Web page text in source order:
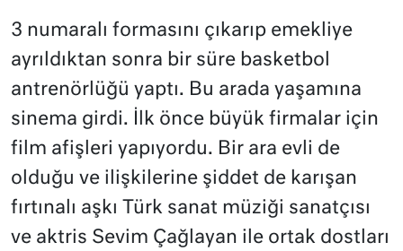
3 numaralı formasını çıkarıp emekliye
ayrıldıktan sonra bir süre basketbol
antrenörlüğü yaptı. Bu arada yaşamına
sinema girdi. İlk önce büyük firmalar için
film afişleri yapıyordu. Bir ara evli de
olduğu ve ilişkilerine şiddet de karışan
fırtınalı aşkı Türk sanat müziği sanatçısı
ve aktris Sevim Çağlayan ile ortak dostları